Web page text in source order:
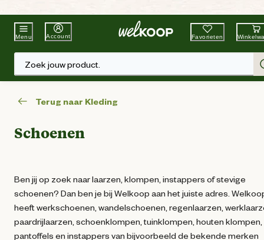
Beste WinkelketenTuin & Dier
Menu Account Favorieten
Zoek jouw product.
Terug naar Kleding
Schoenen
Ben jij op zoek naar laarzen, klompen, instappers of stevige
schoenen? Dan ben je bij Welkoop aan het juiste adres.
heeft werkschoenen, wandelschoenen, regenlaarzen,
paardrijlaarzen, schoenklompen, tuinklompen, houten klompen,
pantoffels en instappers van bijvoorbeeld de bekende merken